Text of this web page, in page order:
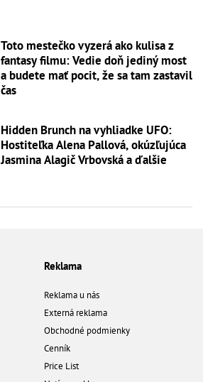
Toto mestečko vyzerá ako kulisa z
fantasy filmu: Vedie doň jediný most
a budete mať pocit, že sa tam zastavil
čas
Hidden Brunch na vyhliadke UFO:
Hostiteľka Alena Pallová, okúzľujúca
Jasmina Alagič Vrbovská a ďalšie
Reklama
Reklama u nás
Externá reklama
Obchodné podmienky
Cenník
Price List